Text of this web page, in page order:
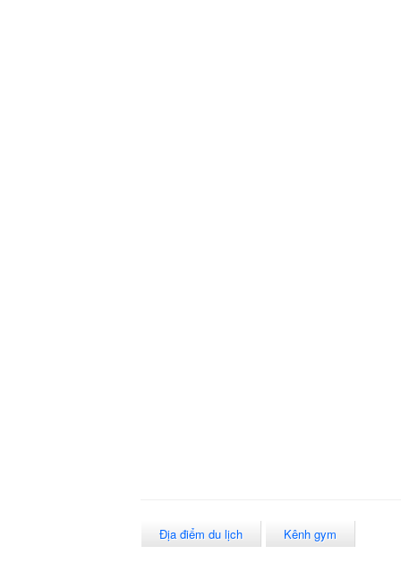
Địa điểm du lịch Kênh gym